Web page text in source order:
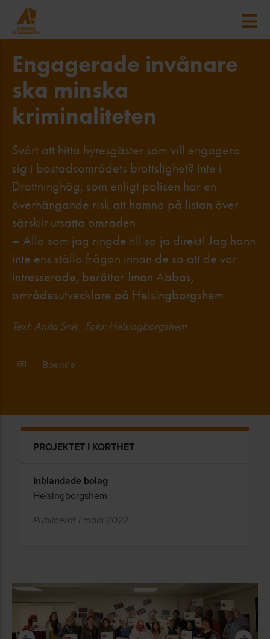
Engagerade invånare
ska minska
kriminaliteten
Svårt att hitta hyresgäster som vill engagera
sig i bostadsområdets brottslighet? Inte i
Drottninghög, som enligt polisen har en
överhängande risk att hamna på listan över
särskilt utsatta områden.
– Alla som jag ringde till sa ja direkt! Jag hann
inte ens ställa frågan innan de sa att de var
intresserade, berättar Iman Abbas,
områdesutvecklare på Helsingborgshem.
Text: Anita Snis Foto: Helsingborgshem
Boende
PROJEKTET I KORTHET
Inblandade bolag
Helsingborgshem
Publicerat i mars 2022